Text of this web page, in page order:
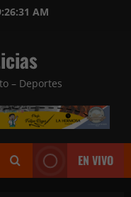
AM
– Deportes
EN VIVO